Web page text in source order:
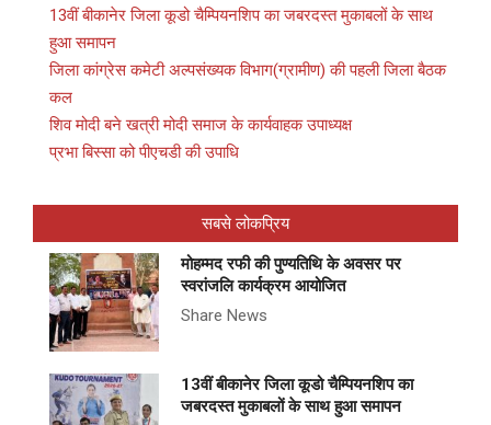
13वीं बीकानेर जिला कूडो चैम्पियनशिप का जबरदस्त मुकाबलों के साथ
हुआ समापन
जिला कांग्रेस कमेटी अल्पसंख्यक विभाग(ग्रामीण) की पहली जिला बैठक
कल
शिव मोदी बने खत्री मोदी समाज के कार्यवाहक उपाध्यक्ष
प्रभा बिस्सा को पीएचडी की उपाधि
सबसे लोकप्रिय
मोहम्मद रफी की पुण्यतिथि के अवसर पर
स्वरांजलि कार्यक्रम आयोजित
Share News
13वीं बीकानेर जिला कूडो चैम्पियनशिप का
जबरदस्त मुकाबलों के साथ हुआ समापन